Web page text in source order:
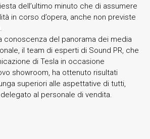
dell’ultimo minuto che di assumere
in corso d’opera, anche non previste
conoscenza del panorama dei media
il team di esperti di Sound PR, che
di Tesla in occasione
showroom, ha ottenuto risultati
superiori alle aspettative di tutti,
delegato al personale di vendita.